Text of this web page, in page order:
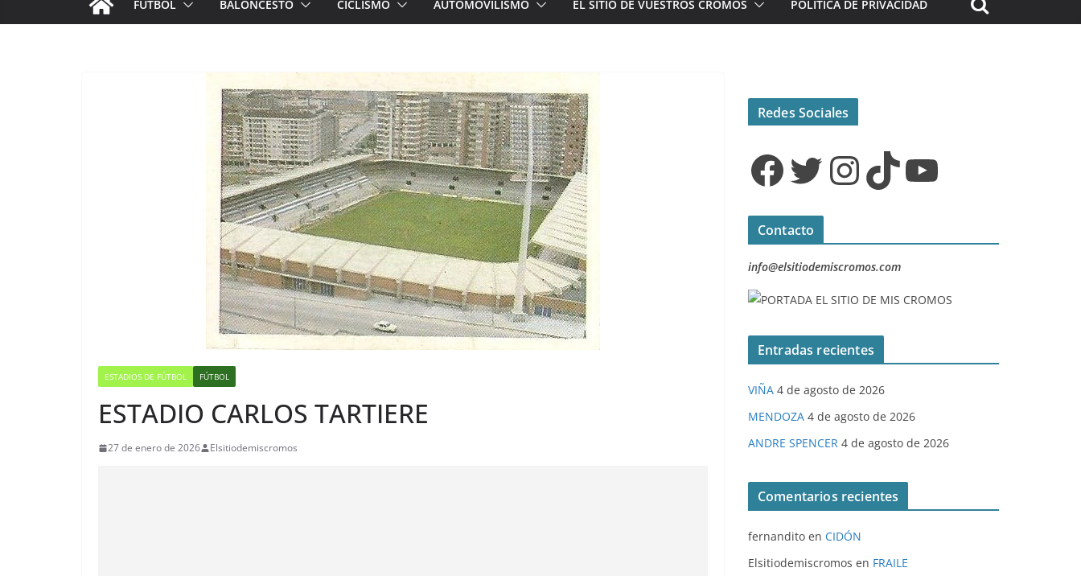
FÚTBOL BALONCESTO CICLISMO AUTOMOVILISMO EL SITIO DE VUESTROS CROMOS POLÍTICA DE PRIVACIDAD
ESTADIOS DE FÚTBOL FÚTBOL
ESTADIO CARLOS TARTIERE
27 de enero de 2026 Elsitiodemiscromos
Redes Sociales
Facebook Twitter InstagramTikTok YouTube
Contacto
info@elsitiodemiscromos.com
Entradas recientes
VIÑA 4 de agosto de 2026
MENDOZA 4 de agosto de 2026
ANDRE SPENCER 4 de agosto de 2026
Comentarios recientes
fernandito en CIDÓN
Elsitiodemiscromos en FRAILE